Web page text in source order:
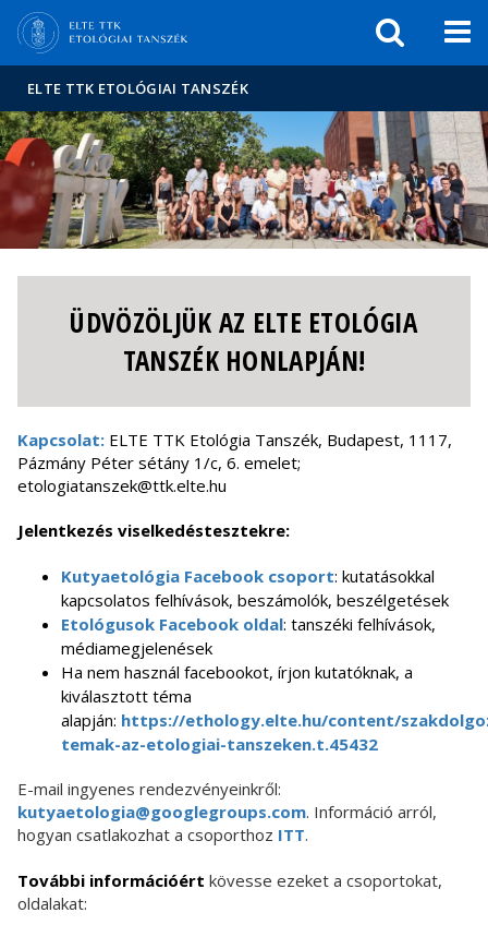
sajtóban
ELTE TTK ETOLÓGIAI TANSZÉK
ÜDVÖZÖLJÜK AZ ELTE ETOLÓGIA
TANSZÉK HONLAPJÁN!
Kapcsolat: ELTE TTK Etológia Tanszék, Budapest, 1117,
Pázmány Péter sétány 1/c, 6. emelet;
etologiatanszek@ttk.elte.hu
Jelentkezés viselkedéstesztekre:
Kutyaetológia Facebook csoport: kutatásokkal
kapcsolatos felhívások, beszámolók, beszélgetések
Etológusok Facebook oldal: tanszéki felhívások,
médiamegjelenések
Ha nem használ facebookot, írjon kutatóknak, a
kiválasztott téma
alapján: https://ethology.elte.hu/content/
temak-az-etologiai-tanszeken.t.45432
E-mail ingyenes rendezvényeinkről:
kutyaetologia@googlegroups.com. Információ arról,
hogyan csatlakozhat a csoporthoz ITT.
További információért kövesse ezeket a csoportokat,
oldalakat: